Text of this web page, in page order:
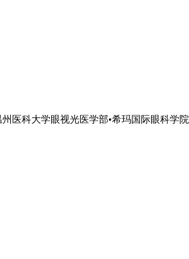
州医科大学眼视光医学部•希玛国际眼科学院